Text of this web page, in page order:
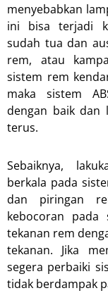
menyebabkan
ini bisa terjadi
sudah tua dan
rem, atau
sistem rem
maka sistem
dengan baik dan
terus.
Sebaiknya,
berkala pada
dan piringan
kebocoran
tekanan rem
tekanan. Jika
segera perbaiki
tidak berdampak